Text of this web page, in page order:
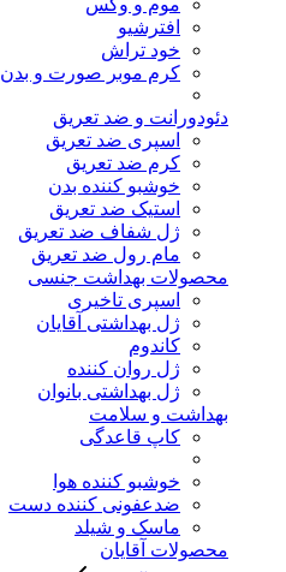
موم و وکس
افترشیو
خود تراش
کرم موبر صورت و بدن
دئودورانت و ضد تعریق
اسپری ضد تعریق
کرم ضد تعریق
خوشبو کننده بدن
استیک ضد تعریق
ژل شفاف ضد تعریق
مام رول ضد تعریق
محصولات بهداشت جنسی
اسپری تاخیری
ژل بهداشتی آقایان
کاندوم
ژل روان کننده
ژل بهداشتی بانوان
بهداشت و سلامت
کاپ قاعدگی
خوشبو کننده هوا
ضدعفونی کننده دست
ماسک و شیلد
محصولات آقایان